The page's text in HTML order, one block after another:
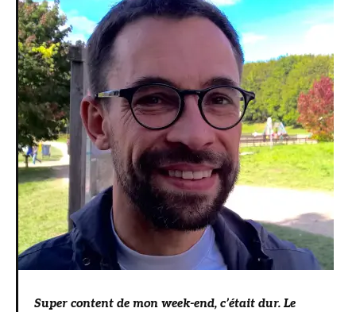
Super content de mon week-end, c’était dur. Le